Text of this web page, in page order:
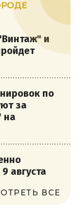
и
по
за
на
августа
ВСЕ